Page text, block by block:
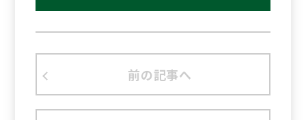
前の記事へ